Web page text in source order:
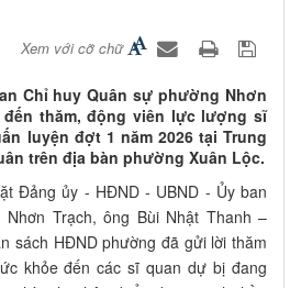
Xem với cỡ chữ
Chỉ huy Quân sự phường Nhơn
thăm, động viên lực lượng sĩ
luyện đợt 1 năm 2026 tại Trung
trên địa bàn phường Xuân Lộc.
Đảng ủy - HĐND - UBND - Ủy ban
Trạch, ông Bùi Nhật Thanh –
sách HĐND phường đã gửi lời thăm
khỏe đến các sĩ quan dự bị đang